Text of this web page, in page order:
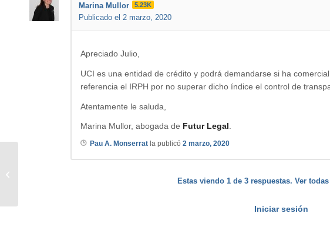
Marina Mullor 5.23K
Publicado el 2 marzo, 2020
Apreciado Julio,
UCI es una entidad de crédito y podrá demandarse si ha
referencia el IRPH por no superar dicho índice el control de
Atentamente le saluda,
Marina Mullor, abogada de Futur Legal.
Pau A. Monserrat la publicó 2 marzo, 2020
Estas viendo 1 de 3 respuestas. Ver
Iniciar sesión